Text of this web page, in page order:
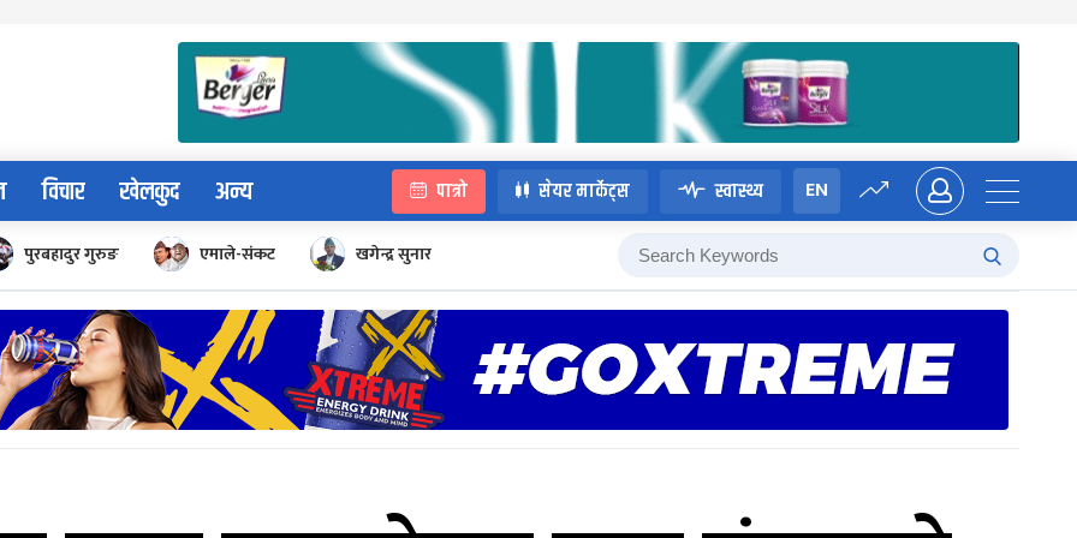
विचार खेलकुद अन्य पात्रो सेयर मार्केट्स स्वास्थ्य EN
पुरबहादुर गुरुङ एमाले-संकट खगेन्द्र सुनार